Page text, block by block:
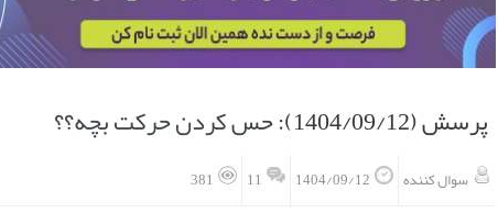
پرسش (1404/09/12): حس کردن حرکت بچه؟؟
11 سوال کننده